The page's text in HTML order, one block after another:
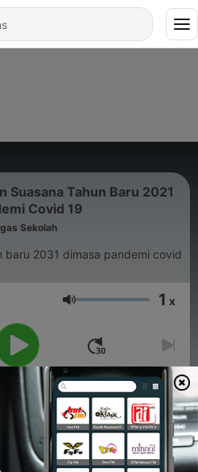
Suasana Tahun Baru 2021
Covid 19
Sekolah
baru 2031 dimasa pandemi covid
Volume 1 x
00:00